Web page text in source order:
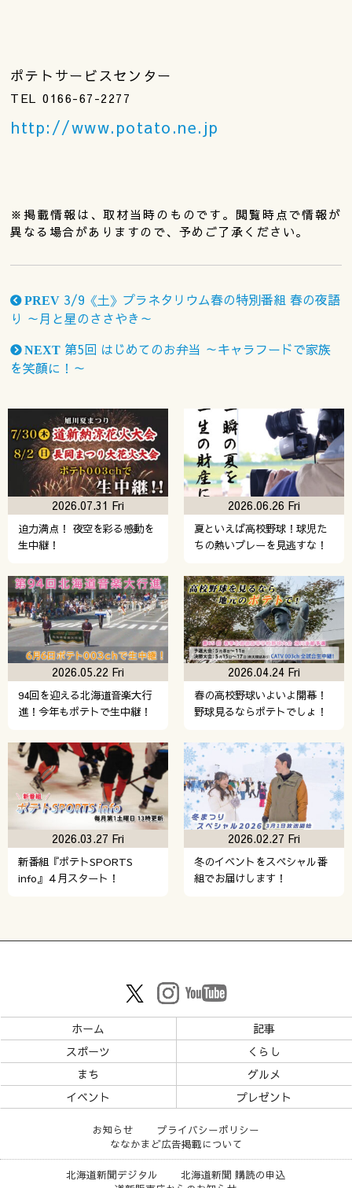
ポテトサービスセンター
TEL 0166-67-2277
http://www.potato.ne.jp
※掲載情報は、取材当時のものです。閲覧時点で情報が
異なる場合がありますので、予めご了承ください。
PREV 3/9《土》プラネタリウム春の特別番組 春の夜語
り ～月と星のささやき～
NEXT 第5回 はじめてのお弁当 ～キャラフードで家族
を笑顔に！～
迫力満点！ 夜空を彩る感動を
生中継！
2026.07.31 Fri
夏といえば高校野球！球児た
ちの熱いプレーを見逃すな！
2026.06.26 Fri
94回を迎える北海道音楽大行
進！今年もポテトで生中継！
2026.05.22 Fri
春の高校野球いよいよ開幕！
野球見るならポテトでしょ！
2026.04.24 Fri
新番組『ポテトSPORTS
info』４月スタート！
2026.03.27 Fri
冬のイベントをスペシャル番
組でお届けします！
2026.02.27 Fri
ホーム
記事
スポーツ
くらし
まち
グルメ
イベント
プレゼント
お知らせ
プライバシーポリシー
ななかまど広告掲載について
北海道新聞デジタル
北海道新聞 購読の申込